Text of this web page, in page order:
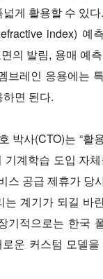
게 활용할 수 있
index) 예
의 발림, 용매 예
브레인 응용에는
면 된다.
박사(CTO)는 “활
기계학습 도입 자
스 공급 제휴가 당
는 계기가 되길 바
기적으로는 한국
운 커스텀 모델